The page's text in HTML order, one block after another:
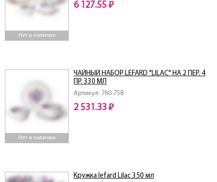
Нет в наличии
6 127.55 ₽
Нет в наличии
Артикул: 760-758
ЧАЙНЫЙ НАБОР LEFARD "LILAC" НА 2 ПЕР. 4
ПР. 330 МЛ
2 531.33 ₽
Кружка lefard Lilac 350 мл